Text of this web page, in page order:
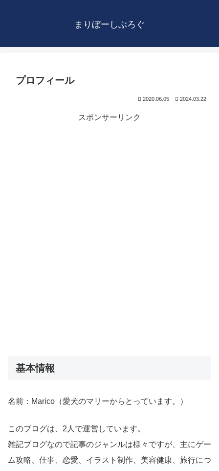
まりぼーしぶろぐ
プロフィール
2020.06.05 2024.03.22
スポンサーリンク
基本情報
名前：Marico（愛犬のマリーからとっています。）
このブログは、2人で運営しています。
雑記ブログなので記事のジャンルは様々ですが、主にゲー
ム攻略、仕事、恋愛、イラスト制作、美容健康、旅行につ